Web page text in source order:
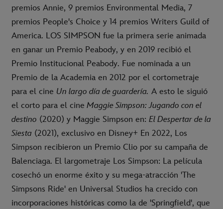
premios Annie, 9 premios Environmental Media, 7
premios People's Choice y 14 premios Writers Guild of
America. LOS SIMPSON fue la primera serie animada
en ganar un Premio Peabody, y en 2019 recibió el
Premio Institucional Peabody. Fue nominada a un
Premio de la Academia en 2012 por el cortometraje
para el cine Un largo día de guardería. A esto le siguió
el corto para el cine Maggie Simpson: Jugando con el
destino (2020) y Maggie Simpson en: El Despertar de la
Siesta (2021), exclusivo en Disney+ En 2022, Los
Simpson recibieron un Premio Clio por su campaña de
Balenciaga. El largometraje Los Simpson: La película
cosechó un enorme éxito y su mega-atracción 'The
Simpsons Ride' en Universal Studios ha crecido con
incorporaciones históricas como la de 'Springfield', que